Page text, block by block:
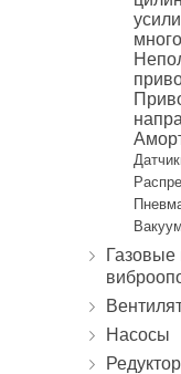
Насосы